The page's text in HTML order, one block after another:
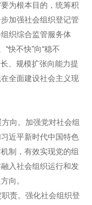
为根本目的，统筹积
加强社会组织登记管
织综合监管服务体
“快不快”向“稳不
、规模扩张向能力提
全面建设社会主义现
向。加强党对社会组
近平新时代中国特色
制，有效实现党的组
入社会组织运行和发
向。
责。强化社会组织登